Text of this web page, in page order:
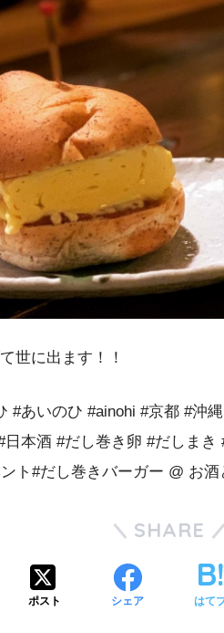
世に出ます！！
#あいのひ #ainohi #京都 #沖
本酒 #だし巻き卵 #だしまき
ト#だし巻きバーガー @ お
SHARE
ポスト シェア はて